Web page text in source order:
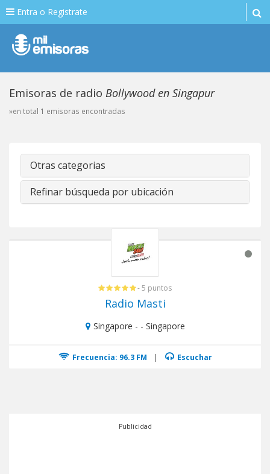
Entra o Registrate
Emisoras de radio Bollywood en Singapur
»en total 1 emisoras encontradas
Otras categorias
Refinar búsqueda por ubicación
- 5 puntos
Radio Masti
Singapore - - Singapore
Frecuencia: 96.3 FM | Escuchar
Publicidad